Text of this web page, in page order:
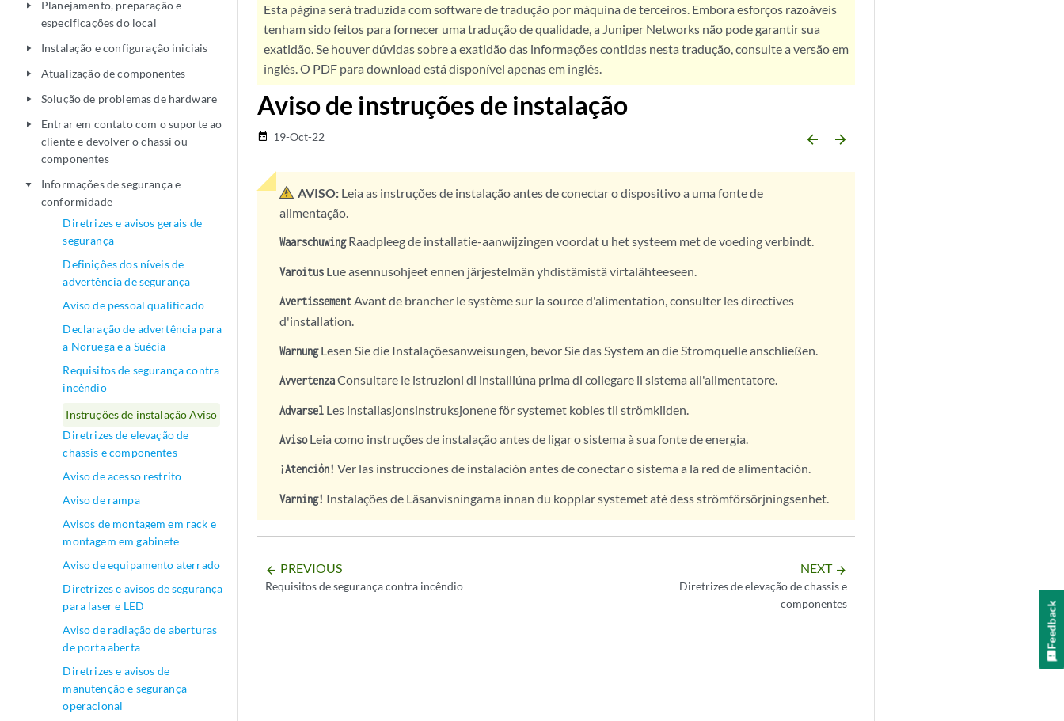
play_arrow
Planejamento, preparação e
especificações do local
play_arrow Instalação e configuração iniciais
play_arrow Atualização de componentes
play_arrow Solução de problemas de hardware
play_arrow
Entrar em contato com o suporte ao
cliente e devolver o chassi ou
componentes
play_arrow
Informações de segurança e
conformidade
Diretrizes e avisos gerais de
segurança
Definições dos níveis de
advertência de segurança
Aviso de pessoal qualificado
Declaração de advertência para
a Noruega e a Suécia
Requisitos de segurança contra
incêndio
Instruções de instalação Aviso
Diretrizes de elevação de
chassis e componentes
Aviso de acesso restrito
Aviso de rampa
Avisos de montagem em rack e
montagem em gabinete
Aviso de equipamento aterrado
Diretrizes e avisos de segurança
para laser e LED
Aviso de radiação de aberturas
de porta aberta
Diretrizes e avisos de
manutenção e segurança
operacional
Esta página será traduzida com software de tradução por máquina de terceiros. Embora esforços razoáveis
tenham sido feitos para fornecer uma tradução de qualidade, a Juniper Networks não pode garantir sua
exatidão. Se houver dúvidas sobre a exatidão das informações contidas nesta tradução, consulte a versão em
inglês. O PDF para download está disponível apenas em inglês.
Aviso de instruções de instalação
date_range 19-Oct-22 arrow_backward arrow_forward
AVISO: Leia as instruções de instalação antes de conectar o dispositivo a uma fonte de
alimentação.
WaarschuwingRaadpleeg de installatie-aanwijzingen voordat u het systeem met de voeding verbindt.
Varoitus Lue asennusohjeet ennen järjestelmän yhdistämistä virtalähteeseen.
AvertissementAvant de brancher le système sur la source d'alimentation, consulter les directives
d'installation.
WarnungLesen Sie die Instalaçõesanweisungen, bevor Sie das System an die Stromquelle anschließen.
AvvertenzaConsultare le istruzioni di installiúna prima di collegare il sistema all'alimentatore.
Advarsel Les installasjonsinstruksjonene för systemet kobles til strömkilden.
AvisoLeia como instruções de instalação antes de ligar o sistema à sua fonte de energia.
¡Atención! Ver las instrucciones de instalación antes de conectar o sistema a la red de alimentación.
Varning! Instalações de Läsanvisningarna innan du kopplar systemet até dess strömförsörjningsenhet.
arrow_backward PREVIOUS
Requisitos de segurança contra incêndio
NEXT arrow_forward
Diretrizes de elevação de chassis e
componentes
Feedback